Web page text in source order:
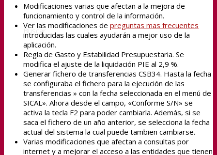
Buscar
Menú
Modificaciones varias que afectan a la mejora de
funcionamiento y control de la información.
Ver las modificaciones de preguntas mas frecuentes
introducidas las cuales ayudarán a mejor uso de la
aplicación.
Regla de Gasto y Estabilidad Presupuestaria. Se
modifica el ajuste de la liquidación PIE al 2,9 %.
Generar fichero de transferencias CSB34. Hasta la fecha
se configuraba el fichero para la ejecución de las
transferencias » con la fecha seleccionada en el menú de
SICAL». Ahora desde el campo, «Conforme S/N» se
activa la tecla F2 para poder cambiarla. Además, si se
saca el fichero de un año anterior, se selecciona la fecha
actual del sistema la cual puede tambien cambiarse.
Varias modificaciones que afectan a consultas por
internet y a mejorar el acceso a las entidades que tienen